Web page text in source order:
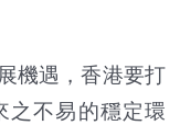
機遇，香港要打
之不易的穩定環